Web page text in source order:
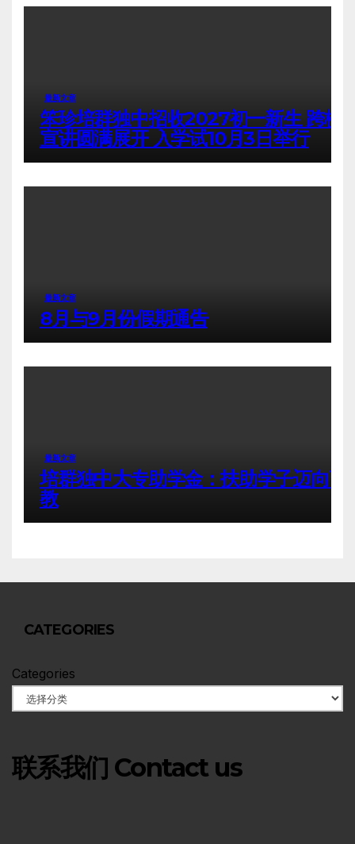
最新文章
笨珍培群独中招收2027初一新生 跨校
宣讲圆满展开 入学试10月3日举行
最新文章
8月与9月份假期通告
最新文章
培群独中大专助学金：扶助学子迈向高
教
CATEGORIES
Categories
联系我们 Contact us